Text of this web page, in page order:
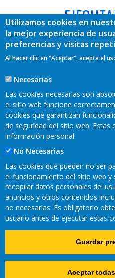
REDES
Copyright © 2021 Fundación
Utilizamos cookies en
la mejor experiencia de
preferencias y visitas
Al hacer clic en "Aceptar", acepta el
Necesarias
Las cookies necesarias son
el sitio web funcione
cookies que garantizan
de seguridad del sitio web. Estas
información personal.
No Necesarias
Las cookies que pueden no ser
el funcionamiento del sitio web y
recopilar datos personales del
anuncios y otros contenidos
no necesarias. Es obligatorio
usuario antes de ejecutar estas
Guardar
Aceptar